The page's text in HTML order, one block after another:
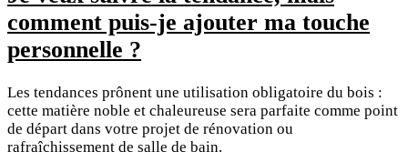
comment puis-je ajouter ma touche
personnelle ?
Les tendances prônent une utilisation obligatoire du bois :
cette matière noble et chaleureuse sera parfaite comme point
de départ dans votre projet de rénovation ou
rafraîchissement de salle de bain.